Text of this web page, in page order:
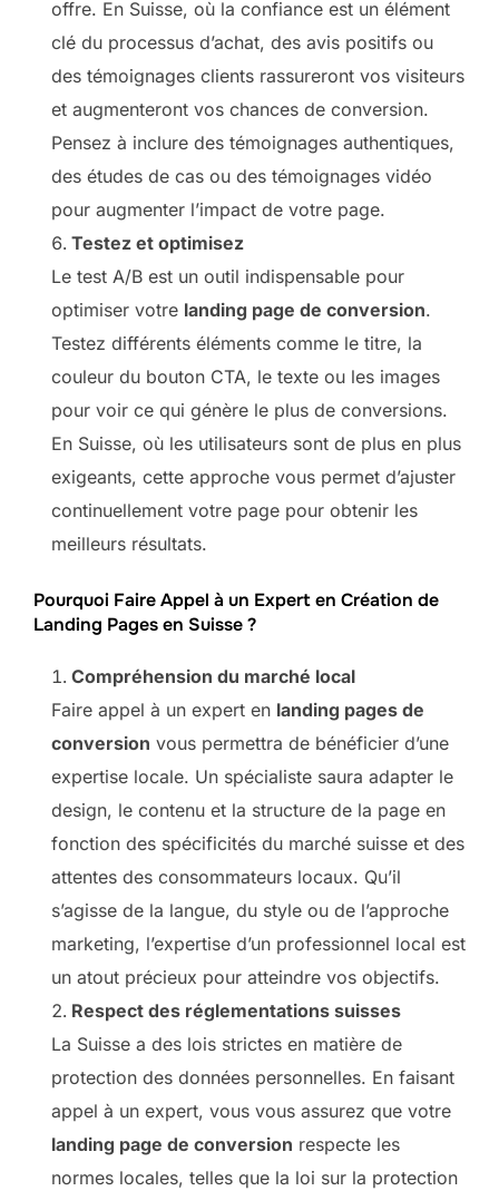
offre. En Suisse, où la confiance est un élément
clé du processus d’achat, des avis positifs ou
des témoignages clients rassureront vos visiteurs
et augmenteront vos chances de conversion.
Pensez à inclure des témoignages authentiques,
des études de cas ou des témoignages vidéo
pour augmenter l’impact de votre page.
Testez et optimisez
Le test A/B est un outil indispensable pour
optimiser votre landing page de conversion.
Testez différents éléments comme le titre, la
couleur du bouton CTA, le texte ou les images
pour voir ce qui génère le plus de conversions.
En Suisse, où les utilisateurs sont de plus en plus
exigeants, cette approche vous permet d’ajuster
continuellement votre page pour obtenir les
meilleurs résultats.
Pourquoi Faire Appel à un Expert en Création de
Landing Pages en Suisse ?
Compréhension du marché local
Faire appel à un expert en landing pages de
conversion vous permettra de bénéficier d’une
expertise locale. Un spécialiste saura adapter le
design, le contenu et la structure de la page en
fonction des spécificités du marché suisse et des
attentes des consommateurs locaux. Qu’il
s’agisse de la langue, du style ou de l’approche
marketing, l’expertise d’un professionnel local est
un atout précieux pour atteindre vos objectifs.
Respect des réglementations suisses
La Suisse a des lois strictes en matière de
protection des données personnelles. En faisant
appel à un expert, vous vous assurez que votre
landing page de conversion respecte les
normes locales, telles que la loi sur la protection